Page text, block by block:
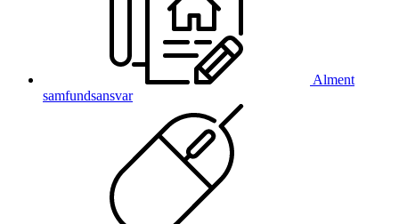
Alment
samfundsansvar